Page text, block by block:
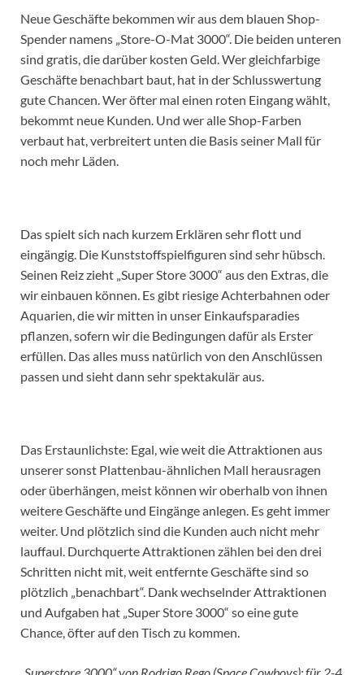
Neue Geschäfte bekommen wir aus dem blauen Shop-
Spender namens „Store-O-Mat 3000“. Die beiden unteren
sind gratis, die darüber kosten Geld. Wer gleichfarbige
Geschäfte benachbart baut, hat in der Schlusswertung
gute Chancen. Wer öfter mal einen roten Eingang wählt,
bekommt neue Kunden. Und wer alle Shop-Farben
verbaut hat, verbreitert unten die Basis seiner Mall für
noch mehr Läden.
Das spielt sich nach kurzem Erklären sehr flott und
eingängig. Die Kunststoffspielfiguren sind sehr hübsch.
Seinen Reiz zieht „Super Store 3000“ aus den Extras, die
wir einbauen können. Es gibt riesige Achterbahnen oder
Aquarien, die wir mitten in unser Einkaufsparadies
pflanzen, sofern wir die Bedingungen dafür als Erster
erfüllen. Das alles muss natürlich von den Anschlüssen
passen und sieht dann sehr spektakulär aus.
Das Erstaunlichste: Egal, wie weit die Attraktionen aus
unserer sonst Plattenbau-ähnlichen Mall herausragen
oder überhängen, meist können wir oberhalb von ihnen
weitere Geschäfte und Eingänge anlegen. Es geht immer
weiter. Und plötzlich sind die Kunden auch nicht mehr
lauffaul. Durchquerte Attraktionen zählen bei den drei
Schritten nicht mit, weit entfernte Geschäfte sind so
plötzlich „benachbart“. Dank wechselnder Attraktionen
und Aufgaben hat „Super Store 3000“ so eine gute
Chance, öfter auf den Tisch zu kommen.